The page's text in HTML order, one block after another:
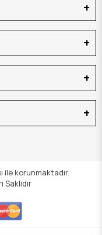
ile korunmaktadır.
Saklıdır